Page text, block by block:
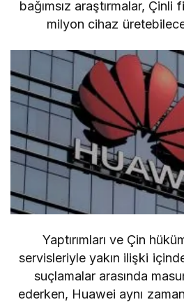
bağımsız araştırmalar, Çinli
milyon cihaz
Yaptırımları ve Çin
servisleriyle yakın ilişki
suçlamalar arasında
ederken, Huawei aynı